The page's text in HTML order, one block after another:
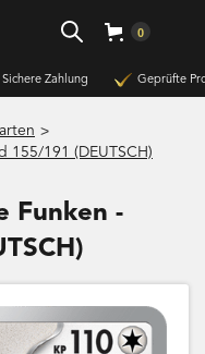
0
Sichere Zahlung Geprüfte
>
155/191 (DEUTSCH)
Funken -